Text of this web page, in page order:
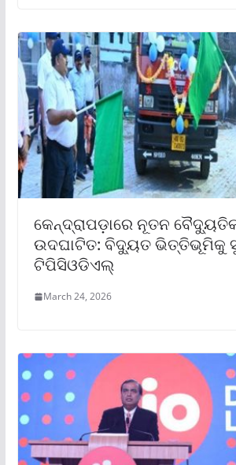
କେନ୍ଦ୍ରାପଡ଼ାରେ ନୂତନ
ଉଦଘାଟିତ: ବିଦ୍ୟୁତ ଭିତ୍ତିଭୂମିକୁ
ଟିପିସିଓଡିଏଲ୍
March 24, 2026